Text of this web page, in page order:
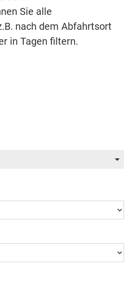
Sie alle
nach dem Abfahrtsort
in Tagen filtern.